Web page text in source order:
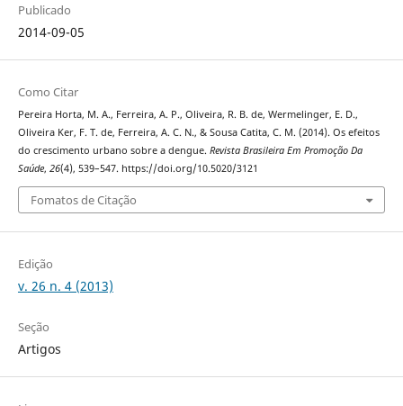
Publicado
2014-09-05
Como Citar
Pereira Horta, M. A., Ferreira, A. P., Oliveira, R. B. de, Wermelinger, E. D.,
Oliveira Ker, F. T. de, Ferreira, A. C. N., & Sousa Catita, C. M. (2014). Os efeitos
do crescimento urbano sobre a dengue. Revista Brasileira Em Promoção Da
Saúde, 26(4), 539–547. https://doi.org/10.5020/3121
Fomatos de Citação
Edição
v. 26 n. 4 (2013)
Seção
Artigos